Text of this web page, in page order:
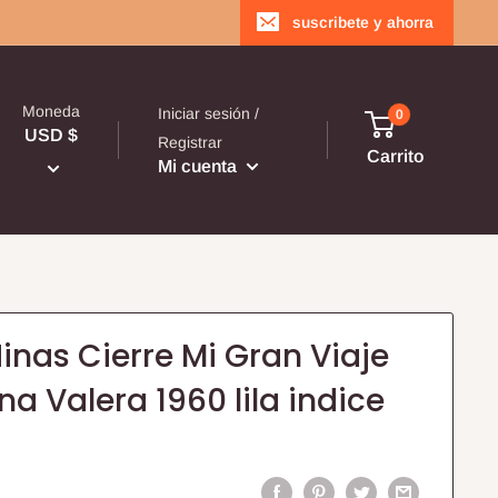
suscribete y ahorra
Moneda
USD $
Iniciar sesión /
Registrar
Mi cuenta
0
Carrito
Cierre Mi Gran Viaje
Valera 1960 lila indice